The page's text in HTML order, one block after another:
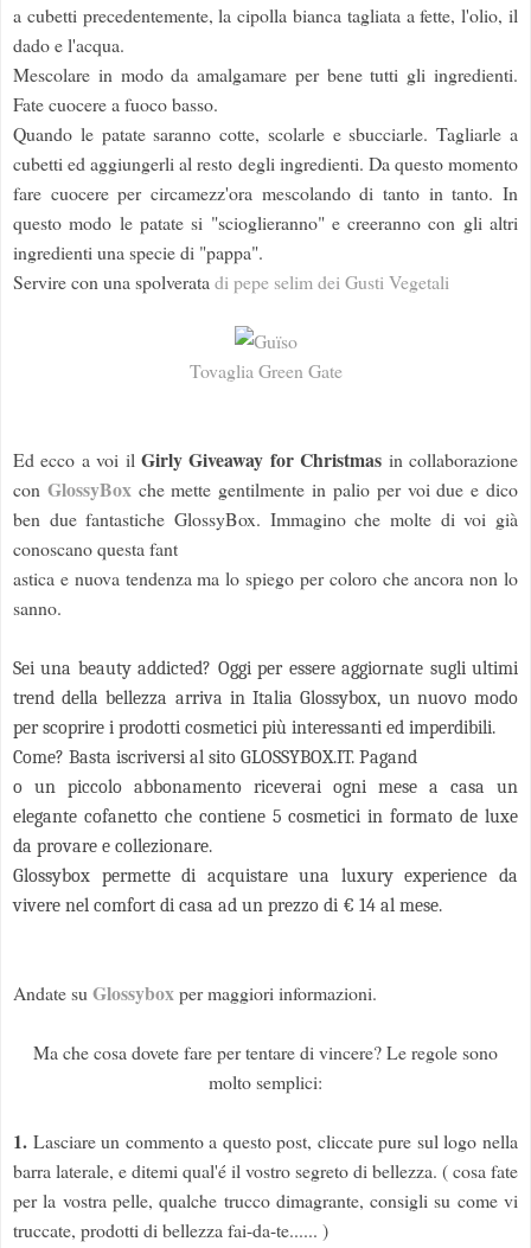
a cubetti precedentemente, la cipolla bianca tagliata a fette, l'olio, il
dado e l'acqua.
Mescolare in modo da amalgamare per bene tutti gli ingredienti.
Fate cuocere a fuoco basso.
Quando le patate saranno cotte, scolarle e sbucciarle. Tagliarle a
cubetti ed aggiungerli al resto degli ingredienti. Da questo momento
fare cuocere per circamezz'ora mescolando di tanto in tanto. In
questo modo le patate si "scioglieranno" e creeranno con gli altri
ingredienti una specie di "pappa".
Servire con una spolveratadi pepe selim dei Gusti Vegetali
Tovaglia Green Gate
Ed ecco a voi il Girly Giveaway for Christmas in collaborazione
con GlossyBox che mette gentilmente in palio per voi due e dico
ben due fantastiche GlossyBox. Immagino che molte di voi già
conoscano questa fant
astica e nuova tendenza ma lo spiego per coloro che ancora non lo
sanno.
Sei una beauty addicted? Oggi per essere aggiornate sugli ultimi
trend della bellezza arriva in Italia Glossybox, un nuovo modo
per scoprire i prodotti cosmetici più interessanti ed imperdibili.
Come? Basta iscriversi al sito GLOSSYBOX.IT. Pagand
o un piccolo abbonamento riceverai ogni mese a casa un
elegante cofanetto che contiene 5 cosmetici in formato de luxe
da provare e collezionare.
Glossybox permette di acquistare una luxury experience da
vivere nel comfort di casa ad un prezzo di € 14 al mese.
Andate suGlossyboxper maggiori informazioni.
Ma che cosa dovete fare per tentare di vincere? Le regole sono
molto semplici:
1. Lasciare un commento a questo post, cliccate pure sul logo nella
barra laterale, e ditemi qual'é il vostro segreto di bellezza. ( cosa fate
per la vostra pelle, qualche trucco dimagrante, consigli su come vi
truccate, prodotti di bellezza fai-da-te...... )